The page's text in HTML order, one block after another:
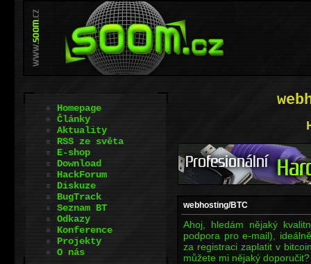
webhosting/BTC
Ahoj, hledám nějaký
podpora pro e-mail),
za registraci zaplatit v
můžete mi nějaký doporučit?
Homepage
Články
Aktuality
RSS ze světa
E-shop
Download
HackForum
Diskuze
BugTrack
Seznam BT
Odkazy
Konference
Projekty
O nás